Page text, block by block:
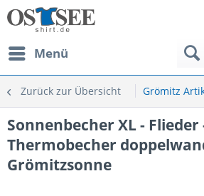
Menü
Zurück zur Übersicht Grömitz
Sonnenbecher XL - Flieder
Thermobecher
Grömitzsonne